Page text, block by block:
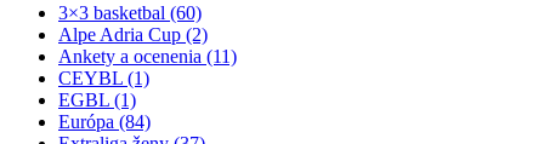
3×3 basketbal (60)
Alpe Adria Cup (2)
Ankety a ocenenia (11)
CEYBL (1)
EGBL (1)
Európa (84)